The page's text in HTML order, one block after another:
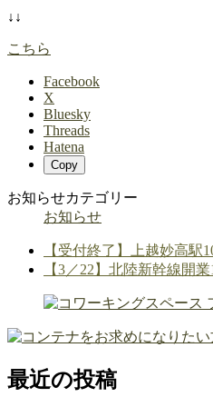
↓↓
こちら
Facebook
X
Bluesky
Threads
Hatena
Copy
お知らせカテゴリー
お知らせ
【受付終了】上越妙高
【3／22】北陸新幹線開
最近の投稿